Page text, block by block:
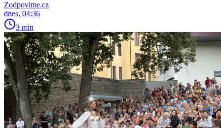
Zodpovime.cz
dnes, 04:36
3 min